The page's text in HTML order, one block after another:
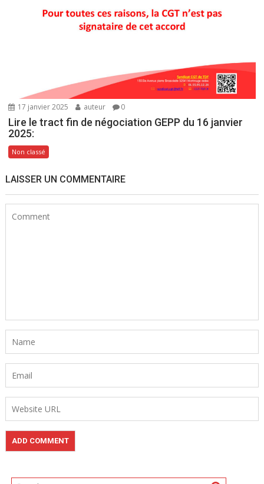
17 janvier 2025 auteur 0
Lire le tract fin de négociation GEPP du 16 janvier
2025:
Non classé
LAISSER UN COMMENTAIRE